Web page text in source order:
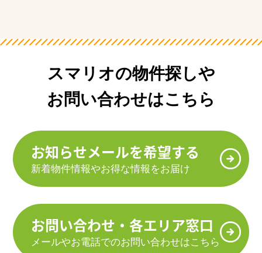
スマリオの物件探しや
お問い合わせはこちら
お知らせメールを希望する
新着物件情報やお得な情報をお届け
お問い合わせ・各エリア窓口
メールやお電話でのお問い合わせはこちら